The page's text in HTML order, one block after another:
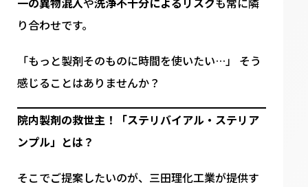
り合わせです。
「もっと製剤そのものに時間を使いたい…」 そう
感じることはありませんか？
院内製剤の救世主！「ステリバイアル・ステリア
ンプル」とは？
そこでご提案したいのが、三田理化工業が提供す